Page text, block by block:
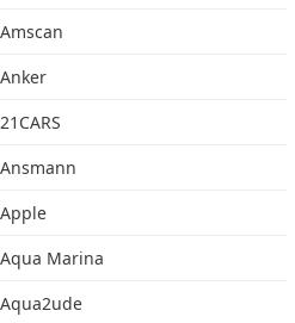
Amscan
Anker
21CARS
Ansmann
Apple
Aqua Marina
Aqua2ude